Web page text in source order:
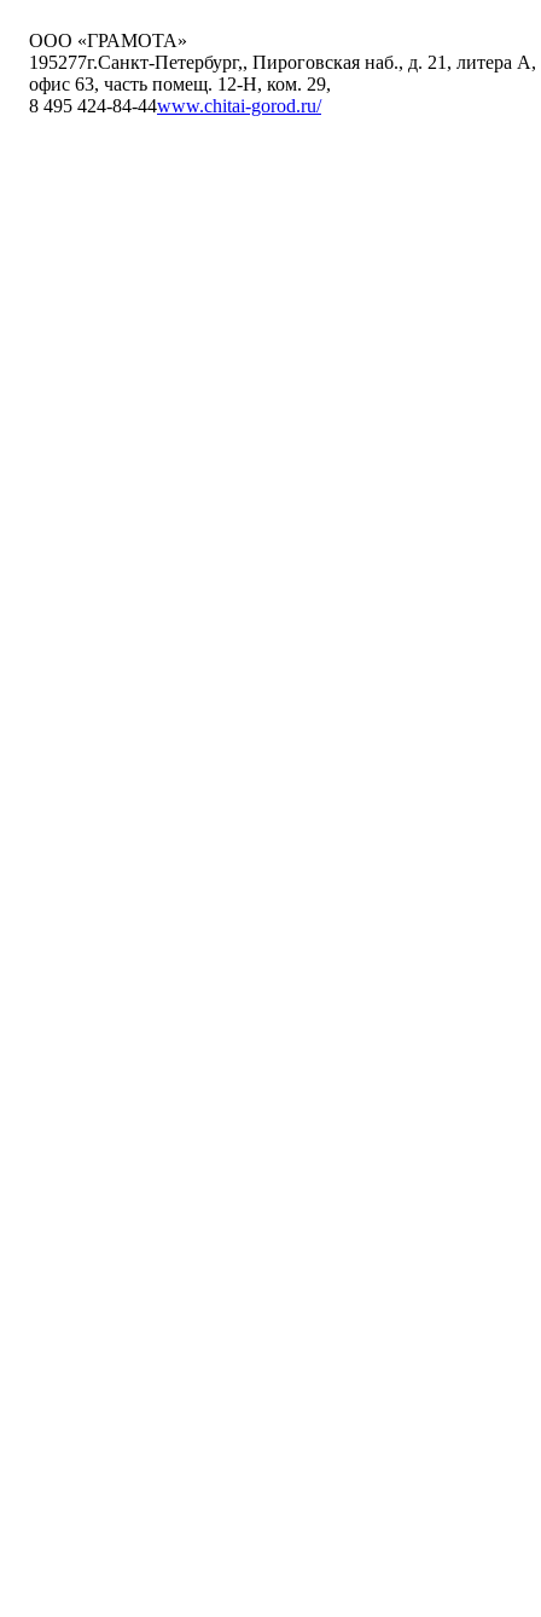
ООО «ГРАМОТА»
195277г.Санкт-Петербург,, Пироговская наб., д. 21, литера А,
офис 63, часть помещ. 12-Н, ком. 29,
8 495 424-84-44www.chitai-gorod.ru/